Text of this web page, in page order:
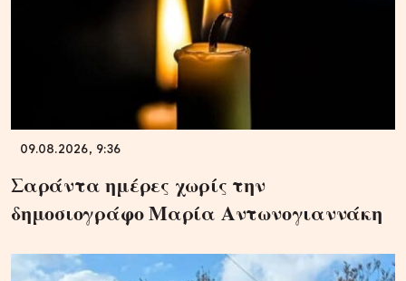
09.08.2026, 9:36
Σαράντα ημέρες χωρίς την
δημοσιογράφο Μαρία Αντωνογιαννάκη